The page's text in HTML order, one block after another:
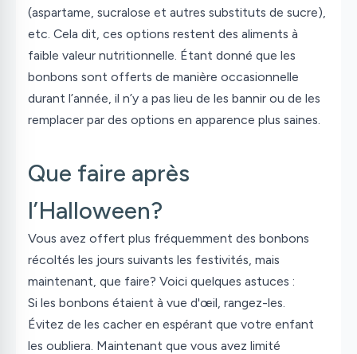
(aspartame, sucralose et autres substituts de sucre),
etc. Cela dit, ces options restent des aliments à
faible valeur nutritionnelle. Étant donné que les
bonbons sont offerts de manière occasionnelle
durant l’année, il n’y a pas lieu de les bannir ou de les
remplacer par des options en apparence plus saines.
Que faire après
l’Halloween?
Vous avez offert plus fréquemment des bonbons
récoltés les jours suivants les festivités, mais
maintenant, que faire? Voici quelques astuces :
Si les bonbons étaient à vue d'œil, rangez-les.
Évitez de les cacher en espérant que votre enfant
les oubliera. Maintenant que vous avez limité